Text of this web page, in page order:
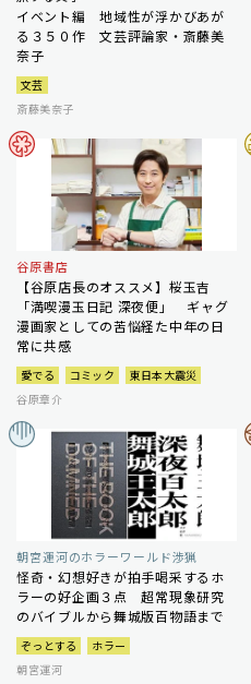
イベント編 地域性が浮かびあが
る３５０作 文芸評論家・斎藤美
奈子
文芸
斎藤美奈子
谷原書店
【谷原店長のオススメ】桜玉吉
「満喫漫玉日記 深夜便」 ギャグ
漫画家としての苦悩経た中年の日
常に共感
愛でる コミック
東日本大震災
谷原章介
朝宮運河のホラーワールド渉猟
怪奇・幻想好きが拍手喝采するホ
ラーの好企画３点 超常現象研究
のバイブルから舞城版百物語まで
ぞっとする
ホラー
朝宮運河